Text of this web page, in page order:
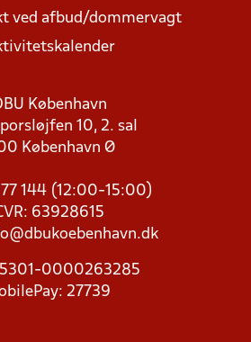
ved afbud/dommervagt
København
10, 2. sal
København Ø
144 (12:00-15:00)
63928615
5301-0000263285
27739